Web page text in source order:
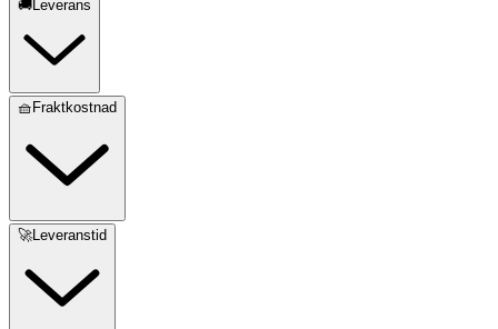
🚚Leverans
🧺Fraktkostnad
🚀Leveranstid